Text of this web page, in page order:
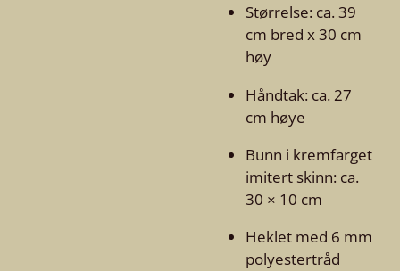
Størrelse: ca. 39
cm bred x 30 cm
høy
Håndtak: ca. 27
cm høye
Bunn i kremfarget
imitert skinn: ca.
30 × 10 cm
Heklet med 6 mm
polyestertråd